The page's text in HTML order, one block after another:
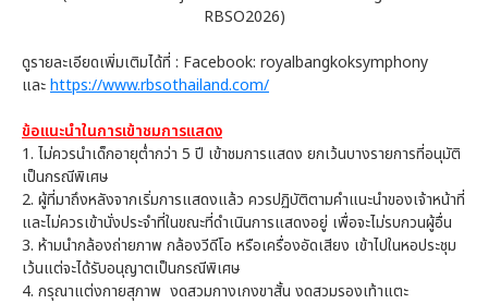
RBSO2026)
ดูรายละเอียดเพิ่มเติมได้ที่ : Facebook: royalbangkoksymphony
และhttps://www.rbsothailand.com/
ข้อแนะนำในการเข้าชมการแสดง
1. ไม่ควรนำเด็กอายุต่ำกว่า 5 ปี เข้าชมการแสดง ยกเว้นบางรายการที่อนุมัติ
เป็นกรณีพิเศษ
2. ผู้ที่มาถึงหลังจากเริ่มการแสดงแล้ว ควรปฏิบัติตามคำแนะนำของเจ้าหน้าที่
และไม่ควรเข้านั่งประจำที่ในขณะที่ดำเนินการแสดงอยู่ เพื่อจะไม่รบกวนผู้อื่น
3. ห้ามนำกล้องถ่ายภาพ กล้องวีดีโอ หรือเครื่องอัดเสียง เข้าไปในหอประชุม
เว้นแต่จะได้รับอนุญาตเป็นกรณีพิเศษ
4. กรุณาแต่งกายสุภาพ งดสวมกางเกงขาสั้น งดสวมรองเท้าแตะ